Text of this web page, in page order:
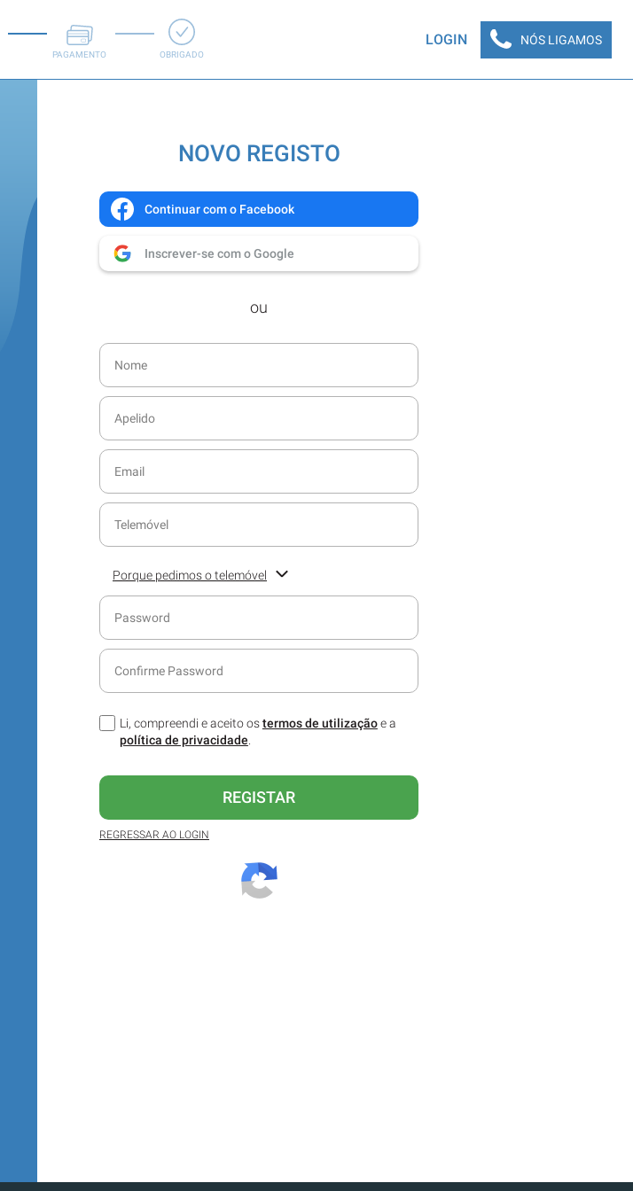
PAGAMENTO OBRIGADO
LOGIN NÓS LIGAMOS
NOVO REGISTO
Continuar com o Facebook
Inscrever-se com o Google
ou
Porque pedimos o telemóvel
seu contacto telefónico para receber informações
Li, compreendi e aceito ostermos de utilizaçãoe a
política de privacidade
REGISTAR
REGRESSAR AO LOGIN